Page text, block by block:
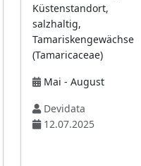
Küstenstandort,
salzhaltig,
Tamariskengewächse
(Tamaricaceae)
Mai - August
Devidata
12.07.2025